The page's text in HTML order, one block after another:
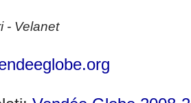
- Velanet